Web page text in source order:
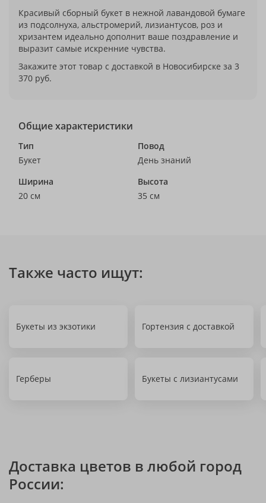
Красивый сборный букет в нежной лавандовой бумаге
из подсолнуха, альстромерий, лизиантусов, роз и
хризантем идеально дополнит ваше поздравление и
выразит самые искренние чувства.
Закажите этот товар с доставкой в Новосибирске за 3
370 руб.
Общие характеристики
Тип
Букет
Повод
День знаний
Ширина
20 см
Высота
35 см
Также часто ищут:
Букеты из экзотики Гортензия с доставкой
Герберы Букеты с лизиантусами
Доставка цветов в любой город
России: